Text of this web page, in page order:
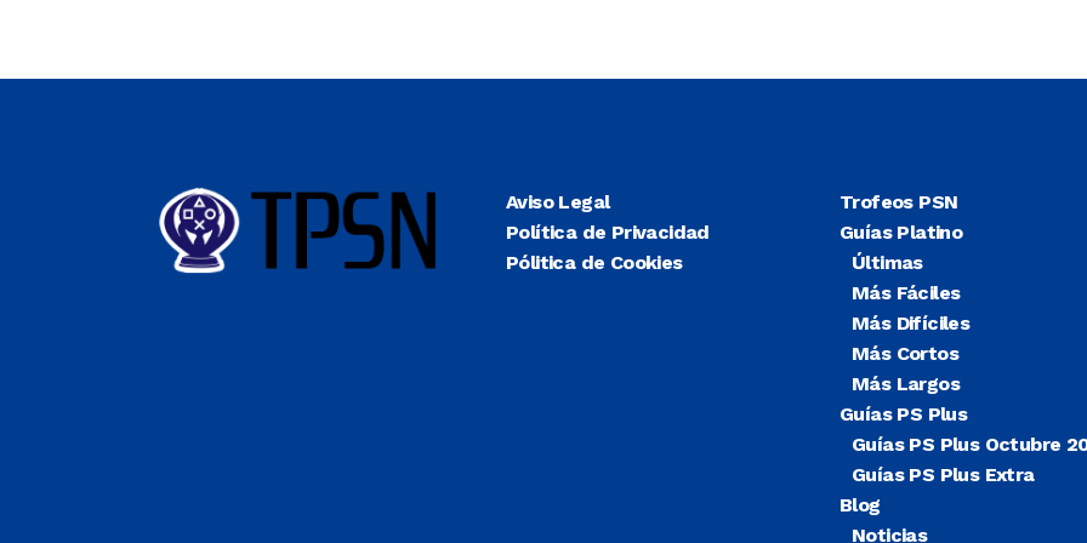
Aviso Legal
Política de Privacidad
Pólitica de Cookies
Trofeos PSN
Guías Platino
Últimas
Más Fáciles
Más Difíciles
Más Cortos
Más Largos
Guías PS Plus
Guías PS Plus Octubre
Guías PS Plus Extra
Blog
Noticias